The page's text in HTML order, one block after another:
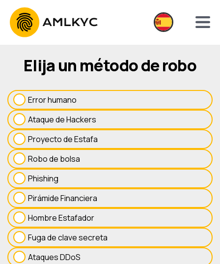
Elija un método de robo
Error humano
Ataque de Hackers
Proyecto de Estafa
Robo de bolsa
Phishing
Pirámide Financiera
Hombre Estafador
Fuga de clave secreta
Ataques DDoS